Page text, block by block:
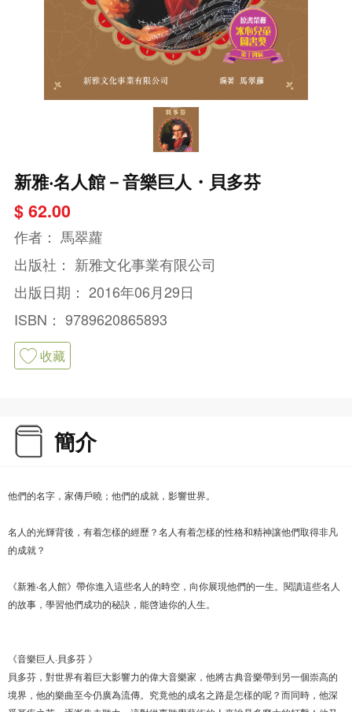
新雅‧名人館－音樂巨人・貝多芬
$ 62.00
作者： 馬翠蘿
出版社： 新雅文化事業有限公司
出版日期： 2016年06月29日
ISBN： 9789620865893
收藏
簡介
他們的名字，家傳戶曉；他們的成就，影響世界。
名人的光輝背後，有着怎樣的經歷？名人有着怎樣的性格和精神讓他們取得非凡
的成就？
《新雅‧名人館》帶你進入這些名人的時空，向你展現他們的一生。閱讀這些名人
的故事，學習他們成功的秘訣，能啓迪你的人生。
《音樂巨人·貝多芬 》
貝多芬，對世界有着巨大影響力的偉大音樂家，他將古典音樂帶到另一個崇高的
境界，他的樂曲至今仍廣為流傳。究竟他的成名之路是怎樣的呢？而同時，他深